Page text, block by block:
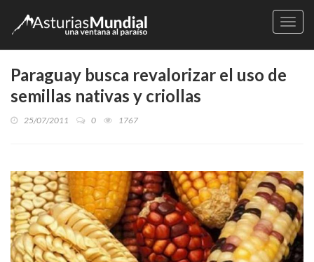
Paraguay busca revalorizar el uso de
semillas nativas y criollas
25/07/2011 0 1767